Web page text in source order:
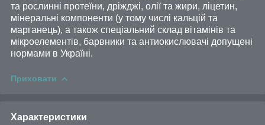
та рослинні протеїни, дріжджі, олії та жири, ліцетин,
мінеральні компоненти (у тому числі кальцій та
марганець), а також спеціальний склад вітамінів та
мікроелементів, барвники та антиокислювачі допущені
нормами в Україні.
Приховати
Характеристики